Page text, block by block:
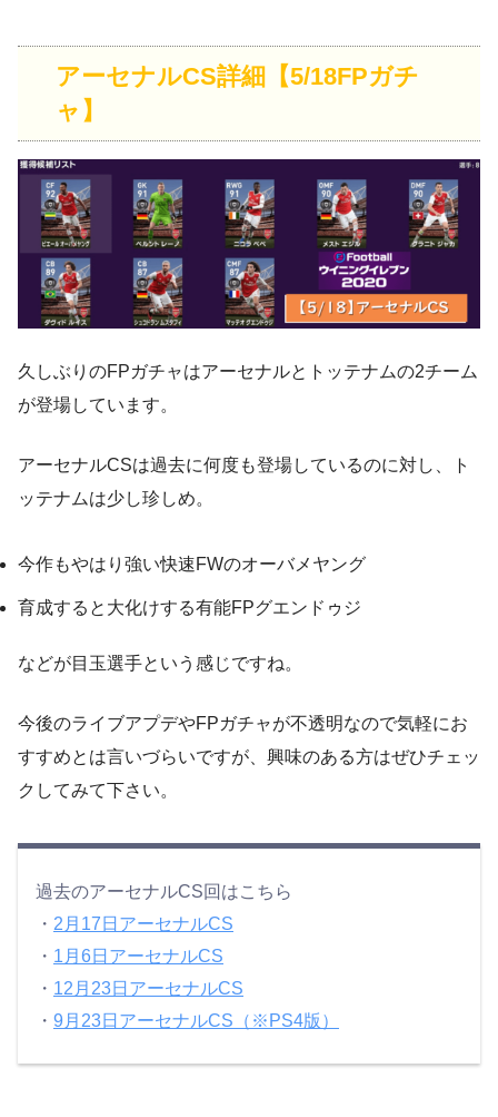
アーセナルCS詳細【5/18FPガチ
ャ】
久しぶりのFPガチャはアーセナルとトッテナムの2チーム
が登場しています。
アーセナルCSは過去に何度も登場しているのに対し、ト
ッテナムは少し珍しめ。
今作もやはり強い快速FWのオーバメヤング
育成すると大化けする有能FPグエンドゥジ
などが目玉選手という感じですね。
今後のライブアプデやFPガチャが不透明なので気軽にお
すすめとは言いづらいですが、興味のある方はぜひチェッ
クしてみて下さい。
過去のアーセナルCS回はこちら
・ 2月17日アーセナルCS
・ 1月6日アーセナルCS
・ 12月23日アーセナルCS
・ 9月23日アーセナルCS（※PS4版）